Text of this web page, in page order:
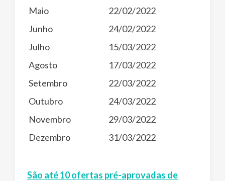
Maio
22/02/2022
Junho
24/02/2022
Julho
15/03/2022
Agosto
17/03/2022
Setembro
22/03/2022
Outubro
24/03/2022
Novembro
29/03/2022
Dezembro
31/03/2022
São até 10 ofertas pré-aprovadas de